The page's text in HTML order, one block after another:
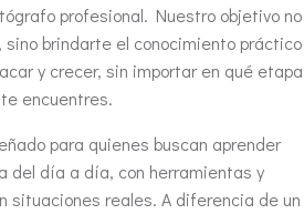
profesional. Nuestro objetivo no
brindarte el conocimiento práctico
y crecer, sin importar en qué etapa
te encuentres.
para quienes buscan aprender
del día a día, con herramientas y
situaciones reales. A diferencia de un